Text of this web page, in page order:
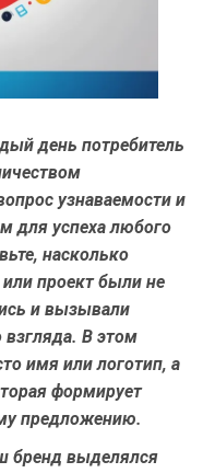
день потребитель
узнаваемости и
для успеха любого
насколько
проект были не
и вызывали
взгляда. В этом
имя или логотип, а
формирует
предложению.
бренд выделялся